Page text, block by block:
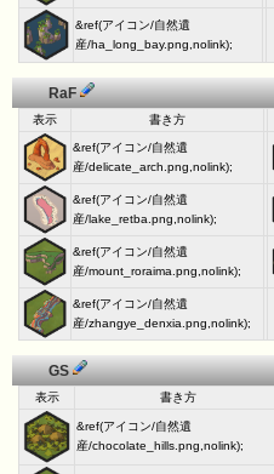
&ref(アイコン/自然遺
産/ha_long_bay.png,nolink);
RaF
表示 書き方
&ref(アイコン/自然遺
産/delicate_arch.png,nolink);
&ref(アイコン/自然遺
産/lake_retba.png,nolink);
&ref(アイコン/自然遺
産/mount_roraima.png,nolink);
&ref(アイコン/自然遺
産/zhangye_denxia.png,nolink);
GS
表示 書き方
&ref(アイコン/自然遺
産/chocolate_hills.png,nolink);